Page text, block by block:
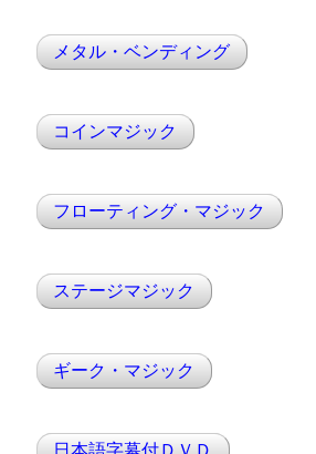
メタル・ベンディング
コインマジック
フローティング・マジック
ステージマジック
ギーク・マジック